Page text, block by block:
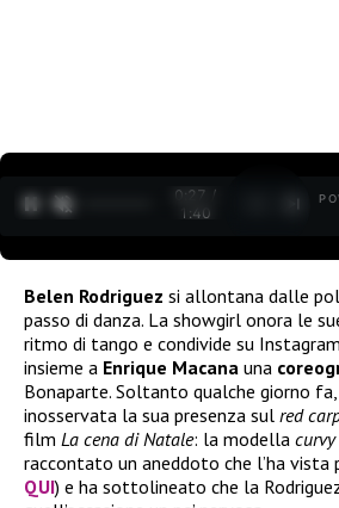
0:29 /
1:40
Belen Rodriguez si allontana dalle
passo di danza. La showgirl onora le
ritmo di tango e condivide su
insieme a Enrique Macana una
Bonaparte. Soltanto qualche giorno
inosservata la sua presenza sul red
film La cena di Natale: la modella curvy
raccontato un aneddoto che l’ha vista
QUI) e ha sottolineato che la